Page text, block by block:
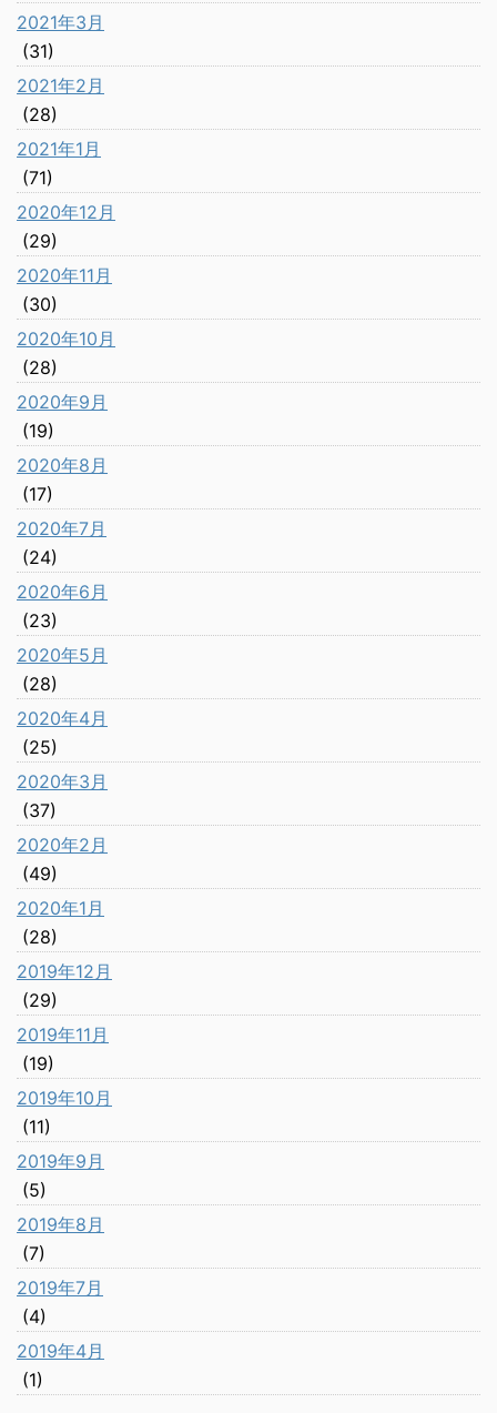
2021年3月
(31)
2021年2月
(28)
2021年1月
(71)
2020年12月
(29)
2020年11月
(30)
2020年10月
(28)
2020年9月
(19)
2020年8月
(17)
2020年7月
(24)
2020年6月
(23)
2020年5月
(28)
2020年4月
(25)
2020年3月
(37)
2020年2月
(49)
2020年1月
(28)
2019年12月
(29)
2019年11月
(19)
2019年10月
(11)
2019年9月
(5)
2019年8月
(7)
2019年7月
(4)
2019年4月
(1)